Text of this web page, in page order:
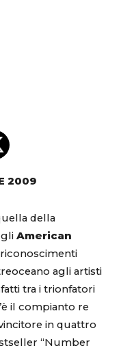
2009
della
American
agli artisti
tra i trionfatori
il compianto re
in quattro
“Number